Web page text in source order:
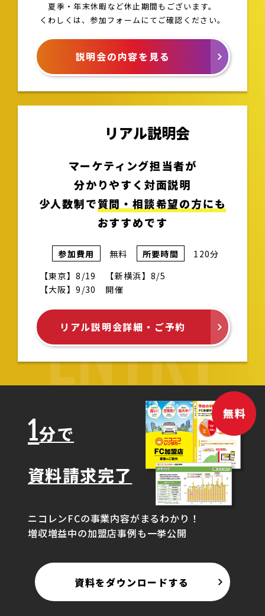
ENTRY
夏季・年末休暇など休止期間もございます。
くわしくは、参加フォームにてご確認ください。
説明会の内容を見る
リアル説明会
マーケティング担当者が
分かりやすく対面説明
少人数制で質問・相談希望の方にも
おすすめです
参加費用 無料 所要時間
120分
【東京】8/19 【新横浜】8/5
【大阪】9/30 開催
リアル説明会詳細・ご予約
1分で
資料請求完了
ニコレンFCの事業内容がまるわかり！
増収増益中の加盟店事例も一挙公開
資料をダウンロードする